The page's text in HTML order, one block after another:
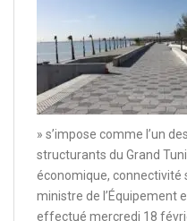
» s’impose comme l’un
structurants du Grand
économique, connectivité
ministre de l’Équipement
effectué mercredi 18